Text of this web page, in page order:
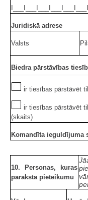
Juridiskā adrese
Valsts
Biedra pārstāvības
ir tiesības pārstāvēt
ir tiesības pārstāvēt
(skaits)
Komandīta ieguldījuma
10. Personas, kuras
paraksta pieteikumu